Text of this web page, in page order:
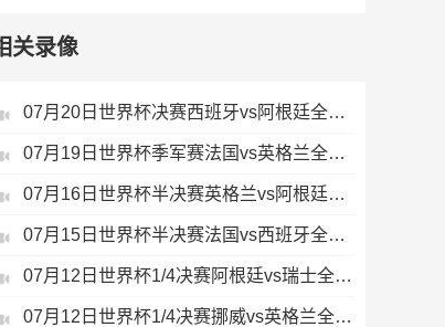
关录像
07月20日世界杯决赛西班牙vs阿根廷全场录像
07月19日世界杯季军赛法国vs英格兰全场录像
07月16日世界杯半决赛英格兰vs阿根廷全场录像
07月15日世界杯半决赛法国vs西班牙全场录像
07月12日世界杯1/4决赛阿根廷vs瑞士全场录像
07月12日世界杯1/4决赛挪威vs英格兰全场录像